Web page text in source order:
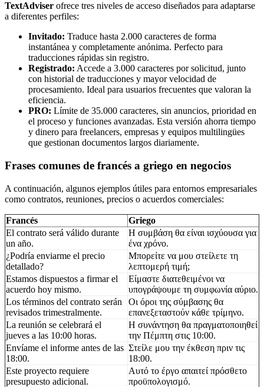
TextAdviser ofrece tres niveles de acceso diseñados para adaptarse
a diferentes perfiles:
Invitado: Traduce hasta 2.000 caracteres de forma
instantánea y completamente anónima. Perfecto para
traducciones rápidas sin registro.
Registrado: Accede a 3.000 caracteres por solicitud, junto
con historial de traducciones y mayor velocidad de
procesamiento. Ideal para usuarios frecuentes que valoran la
eficiencia.
PRO: Límite de 35.000 caracteres, sin anuncios, prioridad en
el proceso y funciones avanzadas. Esta versión ahorra tiempo
y dinero para freelancers, empresas y equipos multilingües
que gestionan documentos largos diariamente.
Frases comunes de francés a griego en negocios
A continuación, algunos ejemplos útiles para entornos empresariales
como contratos, reuniones, precios o acuerdos comerciales:
Francés
Griego
El contrato será válido durante
un año.
Η συμβάση θα είναι ισχύουσα για
ένα χρόνο.
¿Podría enviarme el precio
detallado?
Μπορείτε να μου στείλετε τη
λεπτομερή τιμή;
Estamos dispuestos a firmar el
acuerdo hoy mismo.
Είμαστε διατεθειμένοι να
υπογράψουμε τη συμφωνία αύριο.
Los términos del contrato serán
revisados trimestralmente.
Οι όροι της σύμβασης θα
επανεξεταστούν κάθε τρίμηνο.
La reunión se celebrará el
jueves a las 10:00 horas.
Η συνάντηση θα πραγματοποιηθεί
την Πέμπτη στις 10:00.
Envíame el informe antes de las
18:00.
Στείλε μου την έκθεση πριν τις
18:00.
Este proyecto requiere
presupuesto adicional.
Αυτό το έργο απαιτεί πρόσθετο
προϋπολογισμό.